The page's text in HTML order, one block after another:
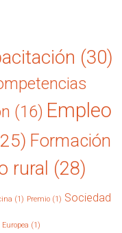
(30)
(16) Empleo
Formación
rural (28)
(1) Premio(1) Sociedad
(1)